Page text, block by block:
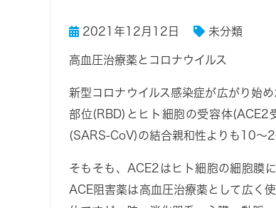
2021年12月12日 未分類
高血圧治療薬とコロナウイルス
新型コロナウイルス感染症が広がり始
部位(RBD)とヒト細胞の受容体(ACE2
(SARS-CoV)の結合親和性よりも10〜
そもそも、ACE2はヒト細胞の細胞膜
ACE阻害薬は高血圧治療薬として広く